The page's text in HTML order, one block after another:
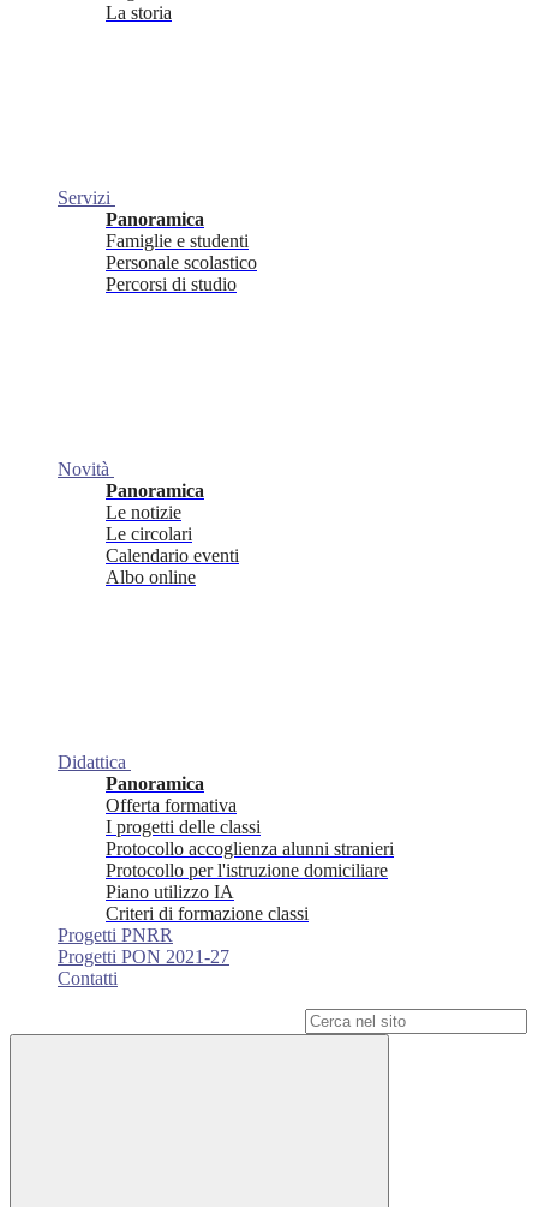
La storia
Servizi
Panoramica
Famiglie e studenti
Personale scolastico
Percorsi di studio
Novità
Panoramica
Le notizie
Le circolari
Calendario eventi
Albo online
Didattica
Panoramica
Offerta formativa
I progetti delle classi
Protocollo accoglienza alunni stranieri
Protocollo per l'istruzione domiciliare
Piano utilizzo IA
Criteri di formazione classi
Progetti PNRR
Progetti PON 2021-27
Contatti